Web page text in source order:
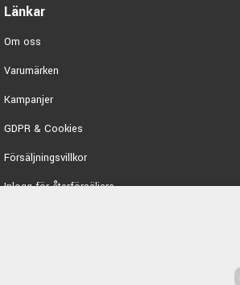
Länkar
Om oss
Varumärken
Kampanjer
GDPR & Cookies
Försäljningsvillkor
Inlogg för återförsäljare